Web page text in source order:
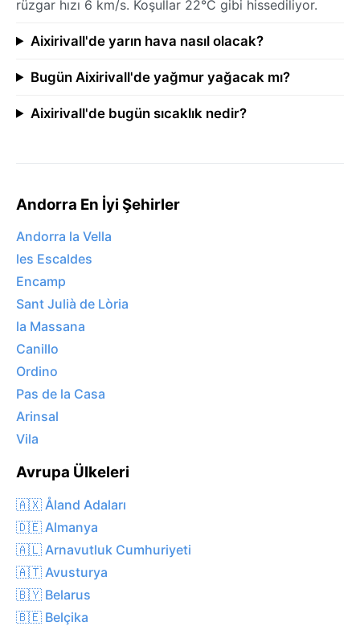
rüzgar hızı 6 km/s. Koşullar 22°C gibi hissediliyor.
Aixirivall'de yarın hava nasıl olacak?
Bugün Aixirivall'de yağmur yağacak mı?
Aixirivall'de bugün sıcaklık nedir?
Andorra En İyi Şehirler
Andorra la Vella
les Escaldes
Encamp
Sant Julià de Lòria
la Massana
Canillo
Ordino
Pas de la Casa
Arinsal
Vila
Avrupa Ülkeleri
🇦🇽 Åland Adaları
🇩🇪 Almanya
🇦🇱 Arnavutluk Cumhuriyeti
🇦🇹 Avusturya
🇧🇾 Belarus
🇧🇪 Belçika